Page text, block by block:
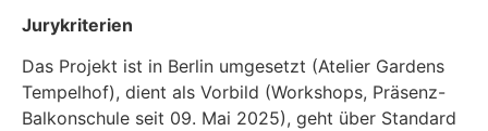
Jury­kri­te­ri­en
Das Pro­jekt ist in Ber­lin umge­setzt (Ate­lier Gar­dens
Tem­pel­hof), dient als Vor­bild (Work­shops, Prä­senz-
Bal­kon­schu­le seit 09. Mai 2025), geht über Stan­dard